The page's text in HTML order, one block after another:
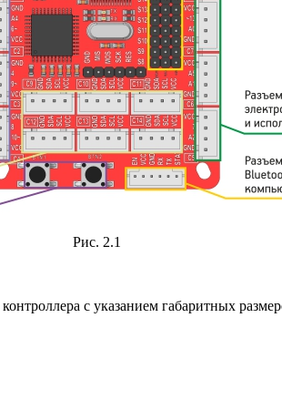
Рис. 2.1
с указанием габаритных